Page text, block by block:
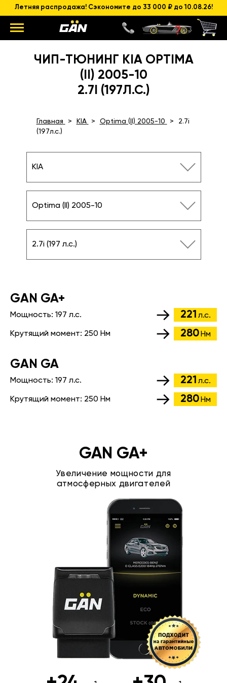
Летняя распродажа! Сэкономите до 33 000 ₽ до 10.08.26!
ЧИП-ТЮНИНГ KIA OPTIMA
(II) 2005-10
2.7I (197Л.С.)
Главная KIA Optima (II) 2005-10
2.7i
(197л.с.)
KIA
Optima (II) 2005-10
2.7i (197 л.с.)
GАN GA+
Мощность: 197 л.с. 221 л.с.
Крутящий момент: 250 Нм 280 Нм
GАN GA
Мощность: 197 л.с. 221 л.с.
Крутящий момент: 250 Нм 280 Нм
GAN GA+
Увеличение мощности для
атмосферных двигателей